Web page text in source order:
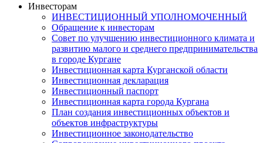
Инвесторам
ИНВЕСТИЦИОННЫЙ УПОЛНОМОЧЕННЫЙ
Обращение к инвесторам
Совет по улучшению инвестиционного климата и
развитию малого и среднего предпринимательства
в городе Кургане
Инвестиционная карта Курганской области
Инвестиционная декларация
Инвестиционный паспорт
Инвестиционная карта города Кургана
План создания инвестиционных объектов и
объектов инфраструктуры
Инвестиционное законодательство